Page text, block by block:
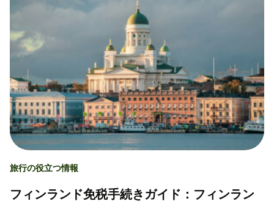
旅行の役立つ情報
フィンランド免税手続きガイド：フィンラン